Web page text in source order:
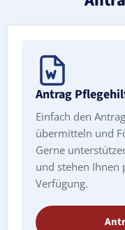
Antrag
Einfach den
übermitteln und
Gerne
und stehen Ihnen
Verfügung.